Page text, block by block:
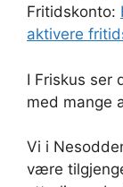
Fritidskonto:
aktivere
I Friskus ser
med mange
Vi i
være